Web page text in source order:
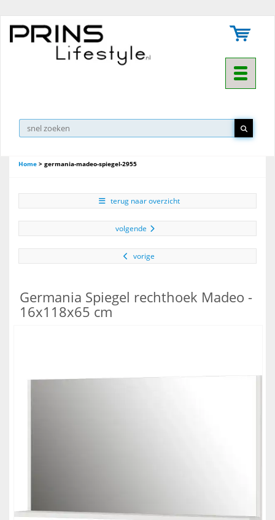
Toggle
Home > germania-madeo-spiegel-2955
terug naar overzicht
volgende
vorige
Germania Spiegel rechthoek Madeo -
16x118x65 cm